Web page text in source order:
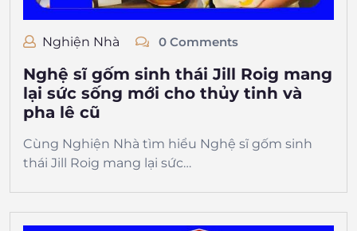
Nghiện Nhà 0 Comments
Nghệ sĩ gốm sinh thái Jill Roig mang
lại sức sống mới cho thủy tinh và
pha lê cũ
Cùng Nghiện Nhà tìm hiểu Nghệ sĩ gốm sinh
thái Jill Roig mang lại sức…